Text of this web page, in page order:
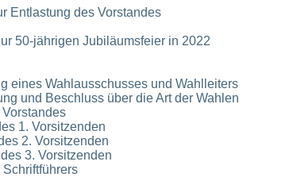
Entlastung des Vorstandes
50-jährigen Jubiläumsfeier in 2022
eines Wahlausschusses und Wahlleiters
und Beschluss über die Art der Wahlen
1. Vorsitzenden
2. Vorsitzenden
3. Vorsitzenden